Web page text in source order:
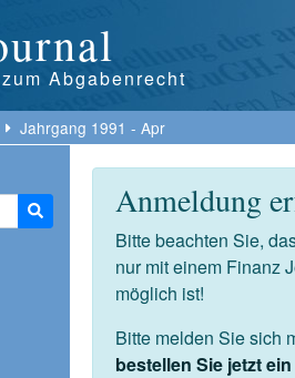
Abgabenrecht
Jahrgang 1991 - Apr
Anmeldung
Bitte beachten Sie,
nur mit einem Finanz
möglich ist!
Bitte melden Sie sich
bestellen Sie jetzt
Suche starten